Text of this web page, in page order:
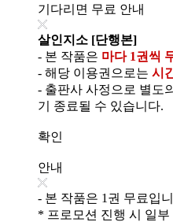
기다리면 무료 안내
살인지소 [단행본]
- 본 작품은 마다 1권씩
- 해당 이용권으로는 시
- 출판사 사정으로 별도
기 종료될 수 있습니다.
확인
안내
- 본 작품은 1권 무료입
* 프로모션 진행 시 일